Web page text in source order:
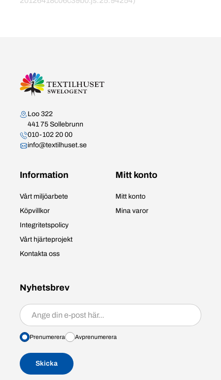
Kontakta oss
Loo 322
441 75 Sollebrunn
010-102 20 00
info@textilhuset.se
Information
Vårt miljöarbete
Köpvillkor
Integritetspolicy
Vårt hjärteprojekt
Kontakta oss
Mitt konto
Mitt konto
Mina varor
Nyhetsbrev
Prenumerera/avprenumerera
Prenumerera Avprenumerera
Skicka